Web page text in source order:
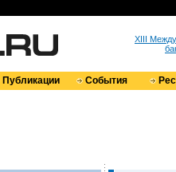
XIII
Публикации События